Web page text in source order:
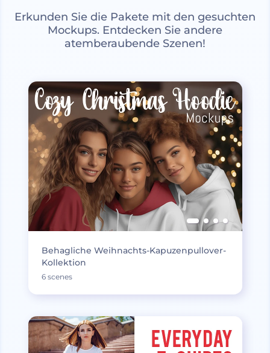
Erkunden Sie die Pakete mit den gesuchten
Mockups. Entdecken Sie andere
atemberaubende Szenen!
Behagliche Weihnachts-Kapuzenpullover-
Kollektion
6 scenes